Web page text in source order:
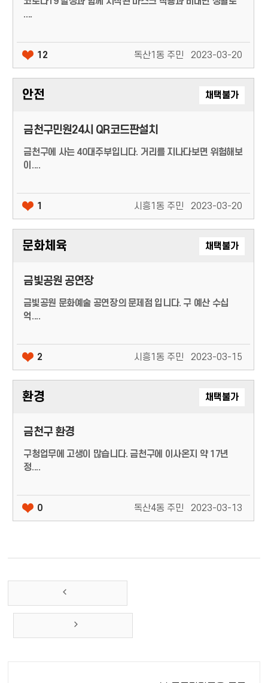
....
12 독산1동 주민 2023-03-20
안전 채택불가
금천구민원24시 QR코드판설치
금천구에 사는 40대주부입니다. 거리를 지나다보면 위험해보
이....
1 시흥1동 주민 2023-03-20
문화체육 채택불가
금빛공원 공연장
금빛공원 문화예술 공연장의 문제점 입니다. 구 예산 수십
억....
2 시흥1동 주민 2023-03-15
환경 채택불가
금천구 환경
구청업무에 고생이 많습니다. 금천구에 이사온지 약 17년
정....
0 독산4동 주민 2023-03-13